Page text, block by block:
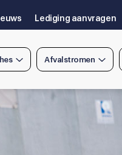
Lediging aanvragen
Afvalstromen